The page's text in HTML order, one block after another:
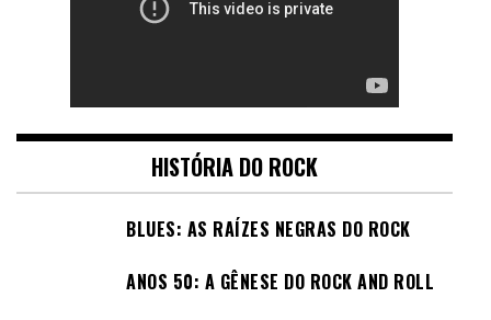
HISTÓRIA DO ROCK
BLUES: AS RAÍZES NEGRAS DO ROCK
ANOS 50: A GÊNESE DO ROCK AND ROLL